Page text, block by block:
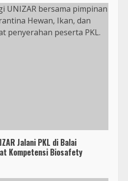
Jalani PKL di Balai
Kompetensi Biosafety